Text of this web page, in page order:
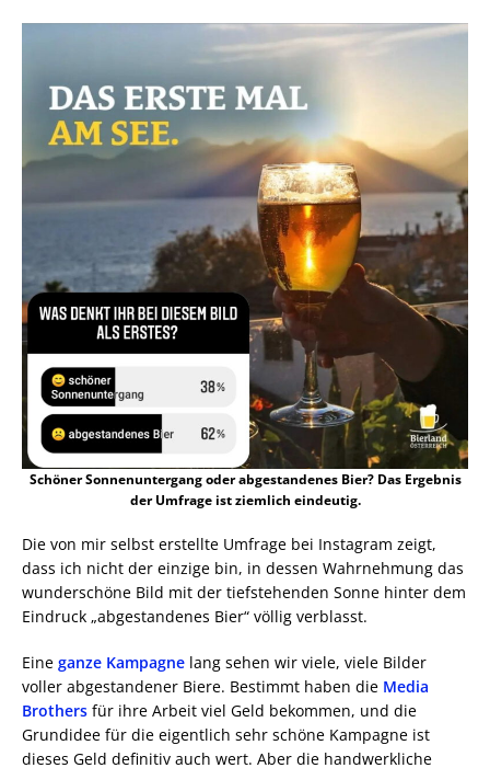
Schöner Sonnenuntergang oder abgestandenes Bier? Das Ergebnis
der Umfrage ist ziemlich eindeutig.
Die von mir selbst erstellte Umfrage bei Instagram zeigt,
dass ich nicht der einzige bin, in dessen Wahrnehmung das
wunderschöne Bild mit der tiefstehenden Sonne hinter dem
Eindruck „abgestandenes Bier“ völlig verblasst.
Eine ganze Kampagne lang sehen wir viele, viele Bilder
voller abgestandener Biere. Bestimmt haben die Media
Brothers für ihre Arbeit viel Geld bekommen, und die
Grundidee für die eigentlich sehr schöne Kampagne ist
dieses Geld definitiv auch wert. Aber die handwerkliche